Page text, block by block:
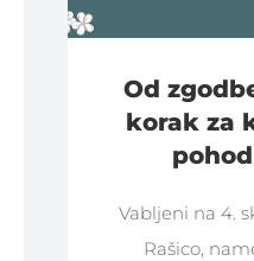
Od
korak za
Vabljeni na 4.
Rašico,